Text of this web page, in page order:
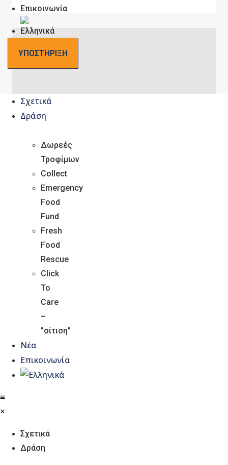
Επικοινωνία
ΥΠΟΣΤΗΡΙΞΗ
Σχετικά
Δράση
Δωρεές
Τροφίμων
Collect
Emergency
Food
Fund
Fresh
Food
Rescue
Click
To
Care
–
”σίτιση”
Νέα
Επικοινωνία
Σχετικά
Δράση
NEWS
Ετήσια έρευνα για τις επισιτιστικές ανάγκες
του πληθυσμού
«ΚΑΘΗΜΕΡΙΝΗ»: Η τιμωρία των
κοινωφελών οργανισμών